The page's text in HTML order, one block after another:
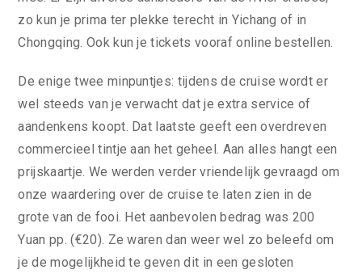
zo kun je prima ter plekke terecht in Yichang of in
Chongqing. Ook kun je tickets vooraf online bestellen.
De enige twee minpuntjes: tijdens de cruise wordt er
wel steeds van je verwacht dat je extra service of
aandenkens koopt. Dat laatste geeft een overdreven
commercieel tintje aan het geheel. Aan alles hangt een
prijskaartje. We werden verder vriendelijk gevraagd om
onze waardering over de cruise te laten zien in de
grote van de fooi. Het aanbevolen bedrag was 200
Yuan pp. (€20). Ze waren dan weer wel zo beleefd om
je de mogelijkheid te geven dit in een gesloten